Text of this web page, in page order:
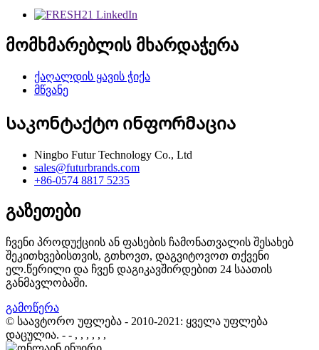
მომხმარებლის მხარდაჭერა
ქაღალდის ყავის ჭიქა
მწვანე
Საკონტაქტო ინფორმაცია
Ningbo Futur Technology Co., Ltd
sales@futurbrands.com
+86-0574 8817 5235
გაზეთები
ჩვენი პროდუქციის ან ფასების ჩამონათვალის შესახებ
შეკითხვებისთვის, გთხოვთ, დაგვიტოვოთ თქვენი
ელ.წერილი და ჩვენ დაგიკავშირდებით 24 საათის
განმავლობაში.
გამოწერა
© საავტორო უფლება - 2010-2021: ყველა უფლება
დაცულია. - - , , , , , ,